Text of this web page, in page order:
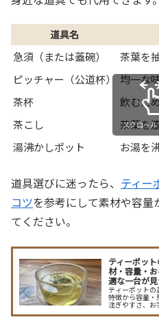
道具名
急須（または蓋碗）
茶葉を
ピッチャー（公道杯） 均一な
茶杯
飲むた
茶こし
茶葉を
湯沸かしポット
お湯を
スクロール
道具選びに迷ったら、 ティー
コツを参考にして素材や容
てください。
ティーポッ
材・容量・
適な一台が
ティーポット
特徴から容量・
注ぎやすさ、お
茶・ハーブ・普
ツで、自分にぴ